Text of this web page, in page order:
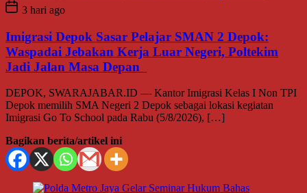
3 hari ago
Imigrasi Depok Sasar Pelajar SMAN 2 Depok:
Waspadai Jebakan Kerja Luar Negeri, Poltekim
Jadi Jalan Masa Depan
DEPOK, SWARAJABAR.ID — Kantor Imigrasi Kelas I Non TPI
Depok memilih SMA Negeri 2 Depok sebagai lokasi kegiatan
Imigrasi Go To School pada Rabu (5/8/2026), […]
Bagikan berita/artikel ini